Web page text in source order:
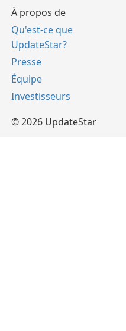
À propos de
Qu'est-ce que
UpdateStar?
Presse
Équipe
Investisseurs
© 2026 UpdateStar